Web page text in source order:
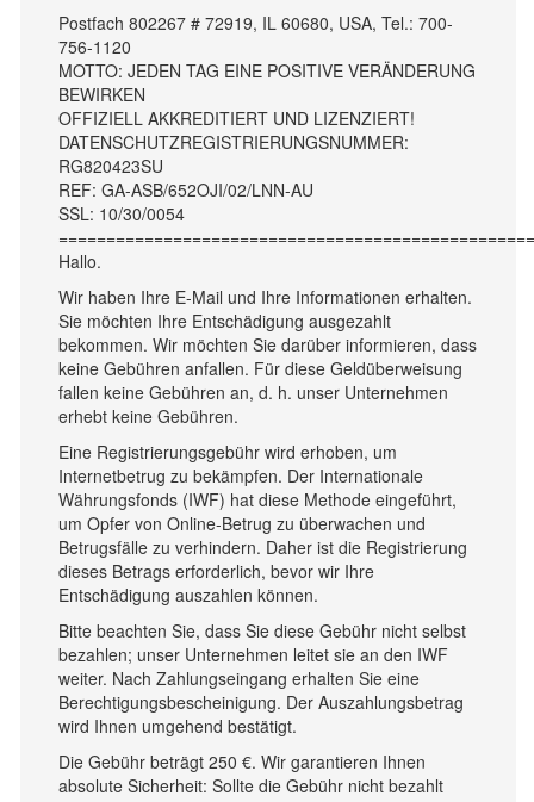
Postfach 802267 # 72919, IL 60680, USA, Tel.: 700-
756-1120
MOTTO: JEDEN TAG EINE POSITIVE VERÄNDERUNG
BEWIRKEN
OFFIZIELL AKKREDITIERT UND LIZENZIERT!
DATENSCHUTZREGISTRIERUNGSNUMMER:
RG820423SU
REF: GA-ASB/652OJI/02/LNN-AU
SSL: 10/30/0054
Hallo.
Wir haben Ihre E-Mail und Ihre Informationen erhalten.
Sie möchten Ihre Entschädigung ausgezahlt
bekommen. Wir möchten Sie darüber informieren, dass
keine Gebühren anfallen. Für diese Geldüberweisung
fallen keine Gebühren an, d. h. unser Unternehmen
erhebt keine Gebühren.
Eine Registrierungsgebühr wird erhoben, um
Internetbetrug zu bekämpfen. Der Internationale
Währungsfonds (IWF) hat diese Methode eingeführt,
um Opfer von Online-Betrug zu überwachen und
Betrugsfälle zu verhindern. Daher ist die Registrierung
dieses Betrags erforderlich, bevor wir Ihre
Entschädigung auszahlen können.
Bitte beachten Sie, dass Sie diese Gebühr nicht selbst
bezahlen; unser Unternehmen leitet sie an den IWF
weiter. Nach Zahlungseingang erhalten Sie eine
Berechtigungsbescheinigung. Der Auszahlungsbetrag
wird Ihnen umgehend bestätigt.
Die Gebühr beträgt 250 €. Wir garantieren Ihnen
absolute Sicherheit: Sollte die Gebühr nicht bezahlt